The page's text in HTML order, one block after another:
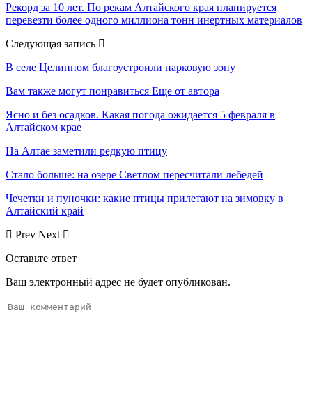
Рекорд за 10 лет. По рекам Алтайского края планируется
перевезти более одного миллиона тонн инертных материалов
Следующая запись
В селе Целинном благоустроили парковую зону
Вам также могут понравиться Еще от автора
Ясно и без осадков. Какая погода ожидается 5 февраля в
Алтайском крае
На Алтае заметили редкую птицу
Стало больше: на озере Светлом пересчитали лебедей
Чечетки и пуночки: какие птицы прилетают на зимовку в
Алтайский край
Prev Next
Оставьте ответ
Ваш электронный адрес не будет опубликован.